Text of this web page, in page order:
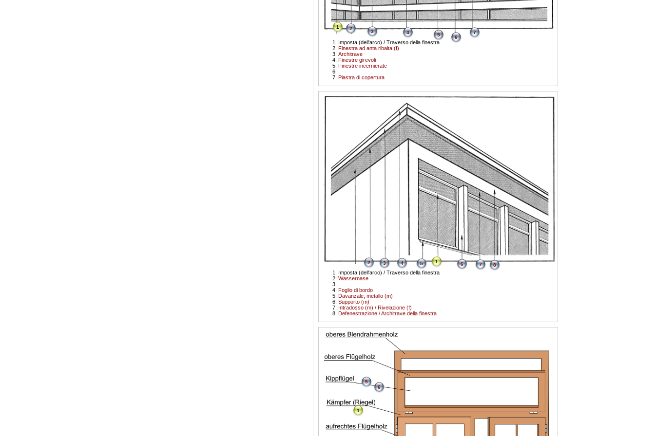
1
Imposta (dell'arco) / Traverso della finestra
Finestra ad anta ribalta (f)
2
Architrave
3
Finestre girevoli
4
Finestre incernierate
5 6
Piastra di copertura
7
1
Imposta (dell'arco) / Traverso della finestra
Wassernase
2 3
Foglio di bordo
4
Davanzale, metallo (m)
5
Supporto (m)
6
Intradosso (m) / Rivelazione (f)
7
Defenestrazione / Architrave della finestra
8
1
5
6